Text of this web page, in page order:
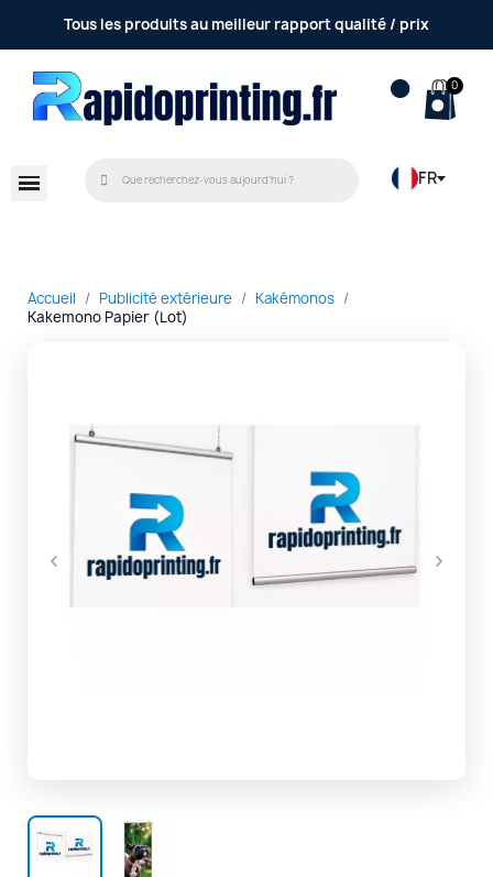
Tous les produits au meilleur rapport qualité / prix
FR
Accueil Publicité extérieure
Kakémonos
Kakemono Papier (Lot)